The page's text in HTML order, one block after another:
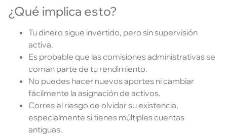
¿Qué implica esto?
Tu dinero sigue invertido, pero sin supervisión
activa.
Es probable que las comisiones administrativas se
coman parte de tu rendimiento.
No puedes hacer nuevos aportes ni cambiar
fácilmente la asignación de activos.
Corres el riesgo de olvidar su existencia,
especialmente si tienes múltiples cuentas
antiguas.